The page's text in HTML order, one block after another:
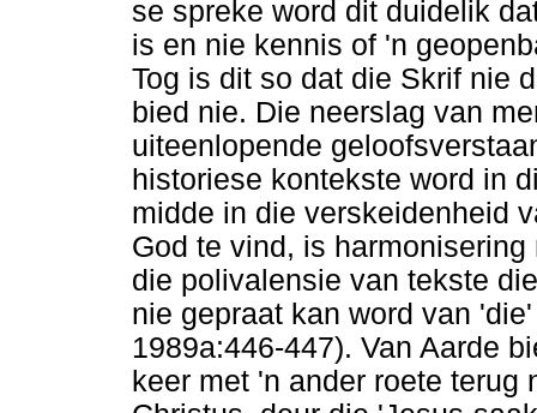
se spreke word dit duidelik
is en nie kennis of 'n
Tog is dit so dat die Skrif nie
bied nie. Die neerslag van
uiteenlopende
historiese kontekste word in
midde in die verskeidenheid
God te vind, is
die polivalensie van tekste
nie gepraat kan word van
1989a:446-447). Van Aarde
keer met 'n ander roete